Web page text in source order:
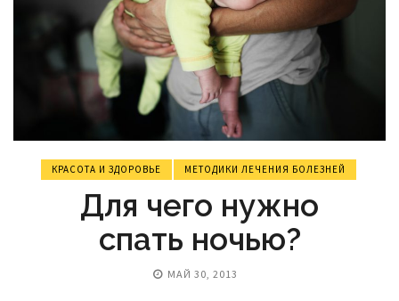
КРАСОТА И ЗДОРОВЬЕ МЕТОДИКИ ЛЕЧЕНИЯ БОЛЕЗНЕЙ
Для чего нужно
спать ночью?
МАЙ 30, 2013